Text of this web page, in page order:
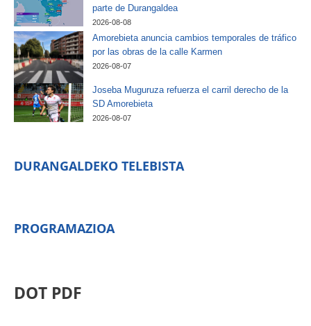
parte de Durangaldea
2026-08-08
Amorebieta anuncia cambios temporales de tráfico
por las obras de la calle Karmen
2026-08-07
Joseba Muguruza refuerza el carril derecho de la
SD Amorebieta
2026-08-07
DURANGALDEKO TELEBISTA
PROGRAMAZIOA
DOT PDF